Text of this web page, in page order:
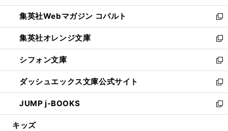
開
く
ウ
で
開
く
ン
ド
ウ
で
開
く
ウ
ィ
ン
ド
ウ
で
開
く
集英社Webマガジン コバルト
新
し
い
ウ
ィ
ン
ド
ウ
で
開
集英社オレンジ文庫
新
し
い
ウ
ィ
ン
ド
ウ
シフォン文庫
新
し
い
ウ
ィ
ン
ダッシュエックス文庫公式サイト
新
し
い
ウ
JUMP j-BOOKS
新
し
キッズ